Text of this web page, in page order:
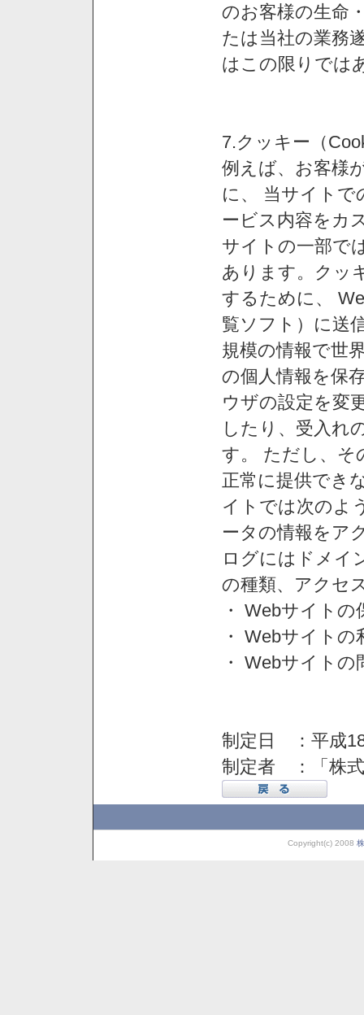
のお客様の生命
たは当社の業務
はこの限りでは
7.クッキー（
例えば、お客様
に、 当サイトで
ービス内容をカ
サイトの一部で
あります。クッ
するために、
覧ソフト）に送
規模の情報で世
の個人情報を保
ウザの設定を変
したり、受入れ
す。 ただし、そ
正常に提供でき
イトでは次のよ
ータの情報をア
ログにはドメイ
の種類、アクセ
・ Webサイトの
・ Webサイト
・ Webサイト
制定日 ：平成
制定者 ：「株
Copyright(c) 2008